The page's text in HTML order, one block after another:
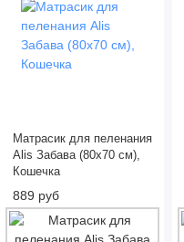
Матрасик для пеленания
Alis Забава (80х70 см),
Кошечка
889 руб